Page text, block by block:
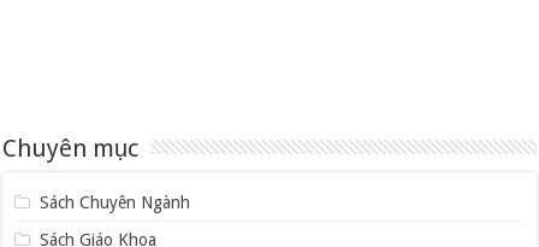
Chuyên mục
Sách Chuyên Ngành
Sách Giáo Khoa